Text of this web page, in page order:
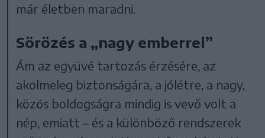
már életben maradni.
Sörözés a „nagy emberrel”
Ám az együvé tartozás érzésére, az
akolmeleg biztonságára, a jólétre, a nagy,
közös boldogságra mindig is vevő volt a
nép, emiatt – és a különböző rendszerek